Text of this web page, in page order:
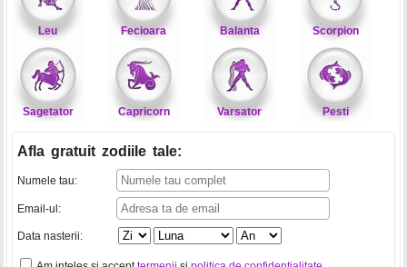
Leu Fecioara Balanta Scorpion
Sagetator Capricorn Varsator Pesti
Afla gratuit zodiile tale:
Numele tau:
Email-ul:
Data nasterii: